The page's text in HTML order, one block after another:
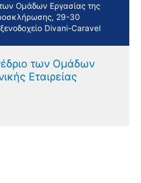
Ομάδων Εργασίας της
29-30
Divani-Caravel
των Ομάδων
Εταιρείας